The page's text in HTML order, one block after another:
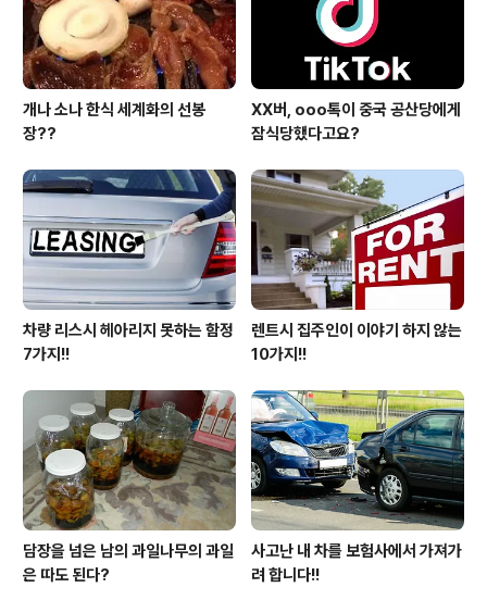
개나 소나 한식 세계화의 선봉
장??
XX버, ooo톡이 중국 공산당에게
잠식당했다고요?
차량 리스시 헤아리지 못하는 함정
7가지!!
렌트시 집주인이 이야기 하지 않는
10가지!!
담장을 넘은 남의 과일나무의 과일
은 따도 된다?
사고난 내 차를 보험사에서 가져가
려 합니다!!